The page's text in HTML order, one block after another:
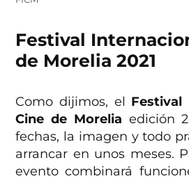
Festival
de Morelia 2021
Como dijimos, el Festival
Cine de Morelia edición
fechas, la imagen y todo
arrancar en unos meses.
evento combinará